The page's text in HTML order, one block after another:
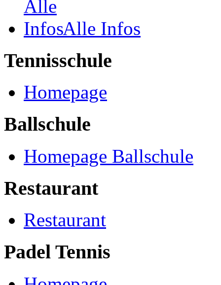
Alle Infos
Tennisschule
Homepage
Ballschule
Homepage Ballschule
Restaurant
Restaurant
Padel Tennis